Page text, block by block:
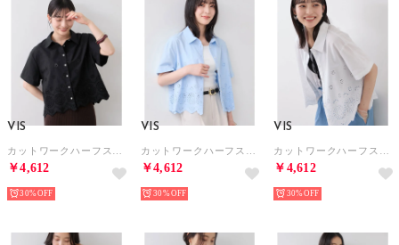
VIS
￥4,612
30%
VIS
￥4,612
30%
VIS
￥4,612
30%